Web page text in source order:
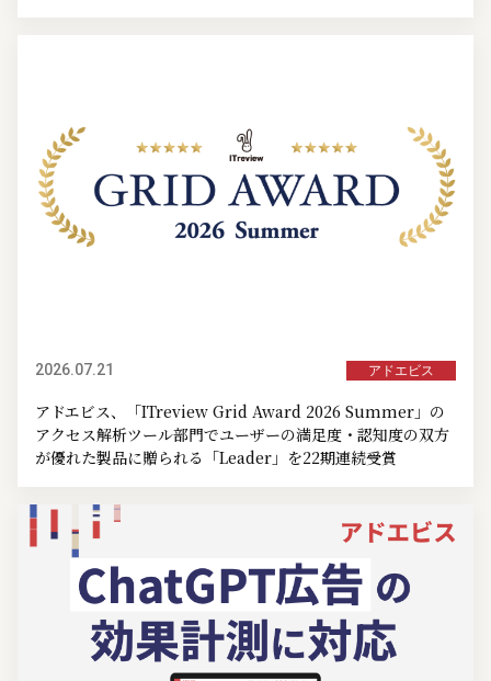
2026.07.21 アドエビス
アドエビス、「ITreview Grid Award 2026 Summer」の
アクセス解析ツール部門でユーザーの満足度・認知度の双方
が優れた製品に贈られる「Leader」を22期連続受賞